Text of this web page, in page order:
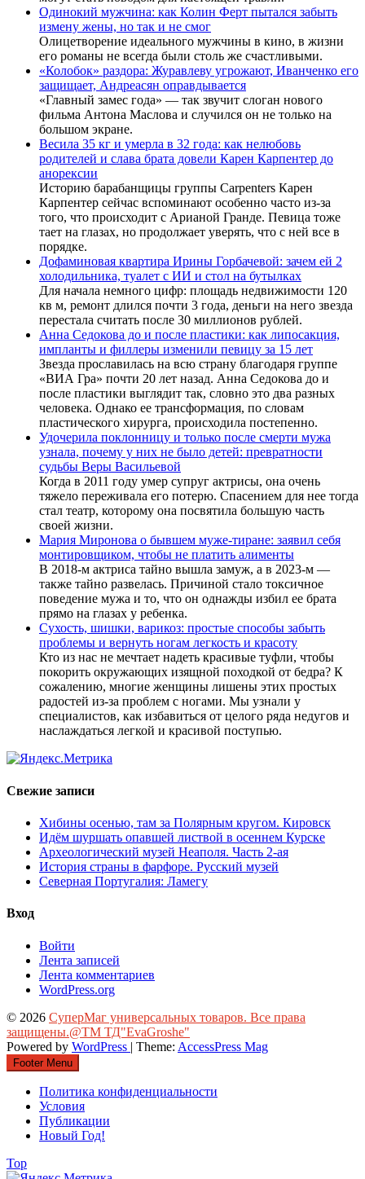
Одинокий мужчина: как Колин Ферт пытался забыть
измену жены, но так и не смог
Олицетворение идеального мужчины в кино, в жизни
его романы не всегда были столь же счастливыми.
«Колобок» раздора: Журавлеву угрожают, Иванченко его
защищает, Андреасян оправдывается
«Главный замес года» — так звучит слоган нового
фильма Антона Маслова и случился он не только на
большом экране.
Весила 35 кг и умерла в 32 года: как нелюбовь
родителей и слава брата довели Карен Карпентер до
анорексии
Историю барабанщицы группы Carpenters Карен
Карпентер сейчас вспоминают особенно часто из-за
того, что происходит с Арианой Гранде. Певица тоже
тает на глазах, но продолжает уверять, что с ней все в
порядке.
Дофаминовая квартира Ирины Горбачевой: зачем ей 2
холодильника, туалет с ИИ и стол на бутылках
Для начала немного цифр: площадь недвижимости 120
кв м, ремонт длился почти 3 года, деньги на него звезда
перестала считать после 30 миллионов рублей.
Анна Седокова до и после пластики: как липосакция,
импланты и филлеры изменили певицу за 15 лет
Звезда прославилась на всю страну благодаря группе
«ВИА Гра» почти 20 лет назад. Анна Седокова до и
после пластики выглядит так, словно это два разных
человека. Однако ее трансформация, по словам
пластического хирурга, происходила постепенно.
Удочерила поклонницу и только после смерти мужа
узнала, почему у них не было детей: превратности
судьбы Веры Васильевой
Когда в 2011 году умер супруг актрисы, она очень
тяжело переживала его потерю. Спасением для нее тогда
стал театр, которому она посвятила большую часть
своей жизни.
Мария Миронова о бывшем муже-тиране: заявил себя
монтировщиком, чтобы не платить алименты
В 2018-м актриса тайно вышла замуж, а в 2023-м —
также тайно развелась. Причиной стало токсичное
поведение мужа и то, что он однажды избил ее брата
прямо на глазах у ребенка.
Сухость, шишки, варикоз: простые способы забыть
проблемы и вернуть ногам легкость и красоту
Кто из нас не мечтает надеть красивые туфли, чтобы
покорить окружающих изящной походкой от бедра? К
сожалению, многие женщины лишены этих простых
радостей из-за проблем с ногами. Мы узнали у
специалистов, как избавиться от целого ряда недугов и
наслаждаться легкой и красивой поступью.
Свежие записи
Хибины осенью, там за Полярным кругом. Кировск
Идём шуршать опавшей листвой в осеннем Курске
Археологический музей Неаполя. Часть 2-ая
История страны в фарфоре. Русский музей
Северная Португалия: Ламегу
Вход
Войти
Лента записей
Лента комментариев
WordPress.org
© 2026 СуперМаг универсальных товаров. Все права
защищены.@ТМ ТД"EvaGroshe"
Powered by WordPress | Theme: AccessPress Mag
Footer Menu
Политика конфиденциальности
Условия
Публикации
Новый Год!
Top